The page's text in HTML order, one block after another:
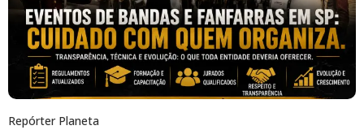
Repórter Planeta